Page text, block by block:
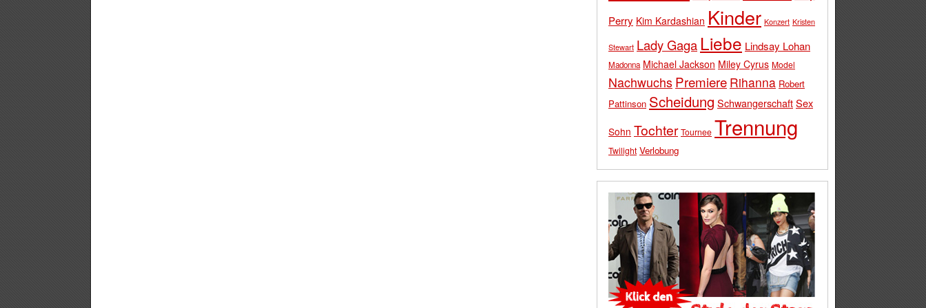
Perry Kim Kardashian Kinder Konzert Kristen
Stewart Lady Gaga Liebe Lindsay Lohan
Madonna Michael Jackson Miley Cyrus Model
Nachwuchs Premiere Rihanna Robert
Pattinson Scheidung SchwangerschaftSex
Sohn Tochter Tournee Trennung
Twilight Verlobung